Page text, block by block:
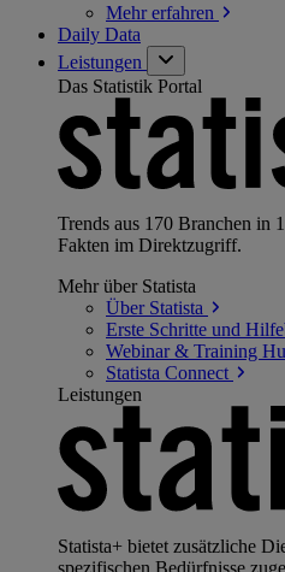
Mehrerfahren
Daily Data
Leistungen
Das Statistik Portal
Trends aus 170 Branchen in
Fakten im Direktzugriff.
Mehr über Statista
Über Statista
Erste Schritte und
Webinar & Training
Statista Connect
Leistungen
Statista+ bietet zusätzliche
spezifischen Bedürfnisse